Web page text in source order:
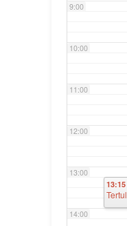
9:00
10:00
11:00
12:00
13:00
14:00
13:15